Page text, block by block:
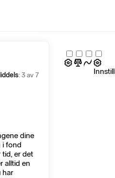
: 3 av 7
dine
i fond
tid, er det
alltid en
har